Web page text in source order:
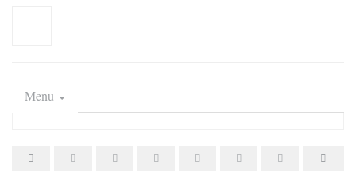
Menu